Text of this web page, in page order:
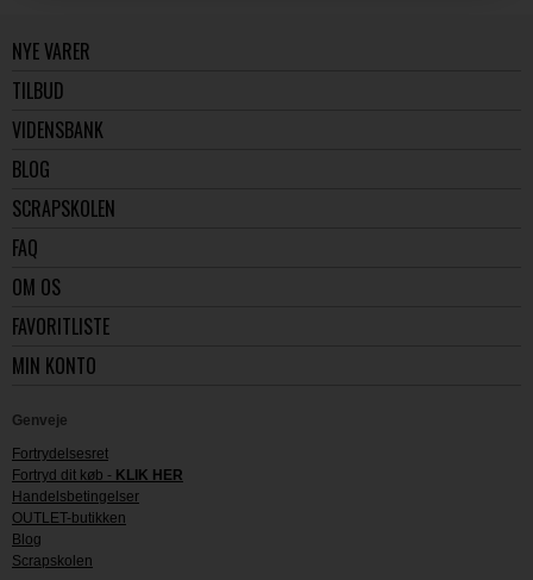
NYE VARER
TILBUD
VIDENSBANK
BLOG
SCRAPSKOLEN
FAQ
OM OS
FAVORITLISTE
MIN KONTO
Genveje
Fortrydelsesret
Fortryd dit køb - KLIK HER
Handelsbetingelser
OUTLET-butikken
Blog
Scrapskolen